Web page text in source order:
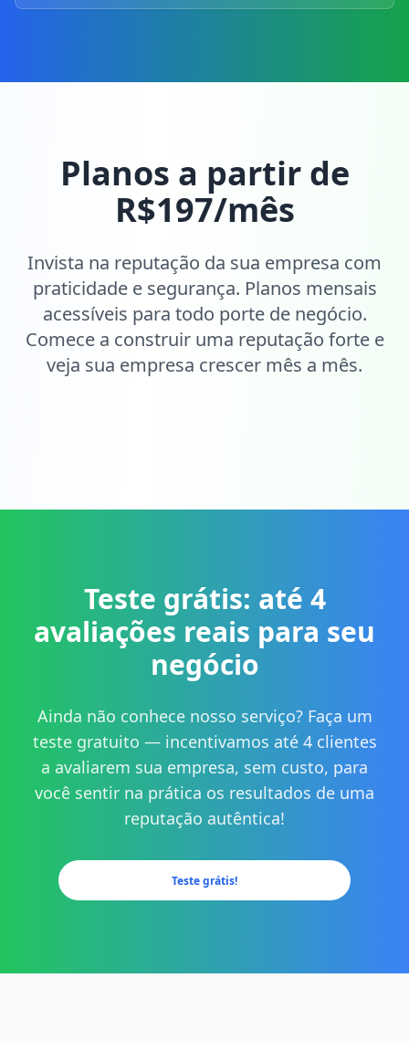
Planos a partir de
R$197/mês
Invista na reputação da sua empresa com
praticidade e segurança. Planos mensais
acessíveis para todo porte de negócio.
Comece a construir uma reputação forte e
veja sua empresa crescer mês a mês.
Teste grátis: até 4
avaliações reais para seu
negócio
Ainda não conhece nosso serviço? Faça um
teste gratuito — incentivamos até 4 clientes
a avaliarem sua empresa, sem custo, para
você sentir na prática os resultados de uma
reputação autêntica!
Teste grátis!